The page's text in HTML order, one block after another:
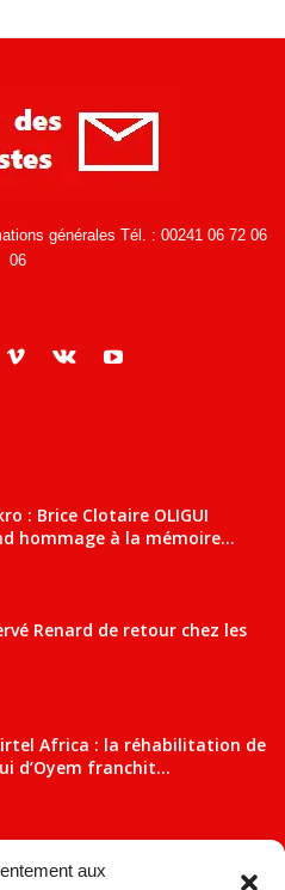
aux
générales Tél. : 00241 06 72 06
06
: Brice Clotaire OLIGUI
hommage à la mémoire...
Renard de retour chez les
Africa : la réhabilitation de
d’Oyem franchit...